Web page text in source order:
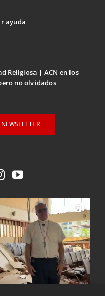
ayuda
Religiosa
ACN en los
no olvidados